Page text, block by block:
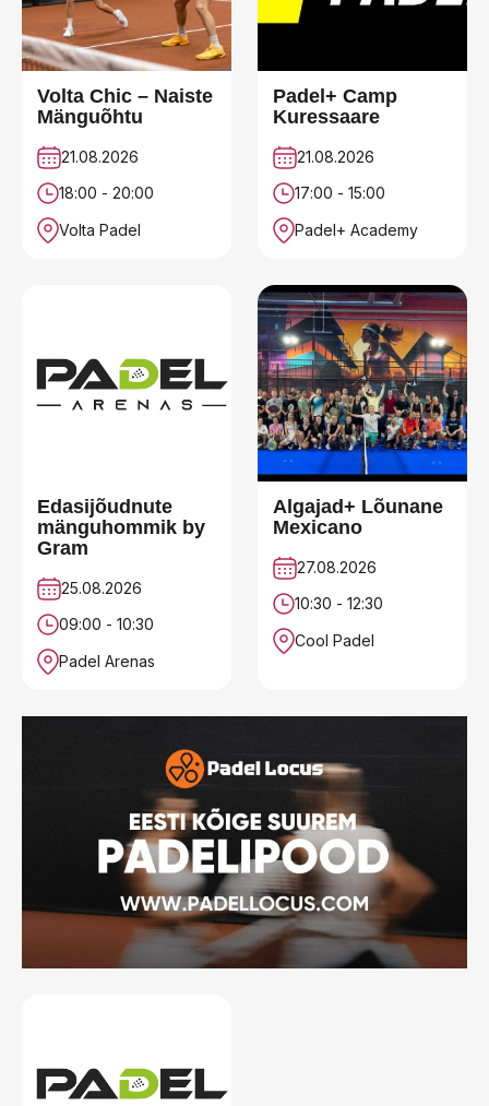
Volta Chic – Naiste
Mänguõhtu
21.08.2026
18:00 - 20:00
Volta Padel
Padel+ Camp
Kuressaare
21.08.2026
17:00 - 15:00
Padel+ Academy
Edasijõudnute
mänguhommik by
Gram
25.08.2026
09:00 - 10:30
Padel Arenas
Algajad+ Lõunane
Mexicano
27.08.2026
10:30 - 12:30
Cool Padel